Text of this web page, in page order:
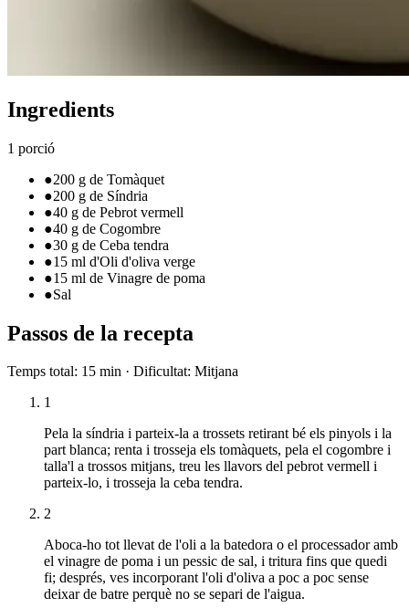
Ingredients
1 porció
●200 g de Tomàquet
●200 g de Síndria
●40 g de Pebrot vermell
●40 g de Cogombre
●30 g de Ceba tendra
●15 ml d'Oli d'oliva verge
●15 ml de Vinagre de poma
●Sal
Passos de la recepta
Temps total: 15 min · Dificultat: Mitjana
1
Pela la síndria i parteix-la a trossets retirant bé els pinyols i la
part blanca; renta i trosseja els tomàquets, pela el cogombre i
talla'l a trossos mitjans, treu les llavors del pebrot vermell i
parteix-lo, i trosseja la ceba tendra.
2
Aboca-ho tot llevat de l'oli a la batedora o el processador amb
el vinagre de poma i un pessic de sal, i tritura fins que quedi
fi; després, ves incorporant l'oli d'oliva a poc a poc sense
deixar de batre perquè no se separi de l'aigua.